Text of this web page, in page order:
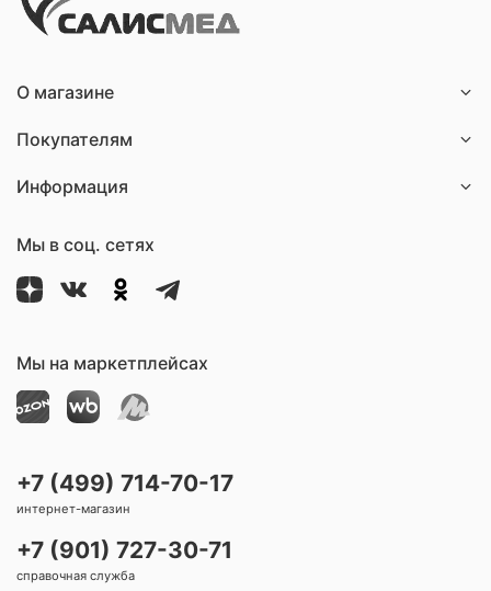
О магазине
Покупателям
Информация
Мы в соц. сетях
Мы на маркетплейсах
+7 (499) 714-70-17
интернет-магазин
+7 (901) 727-30-71
справочная служба